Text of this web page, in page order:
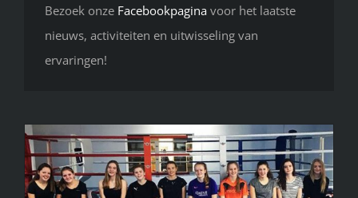
Bezoek onze Facebookpagina voor het laatste
nieuws, activiteiten en uitwisseling van
ervaringen!